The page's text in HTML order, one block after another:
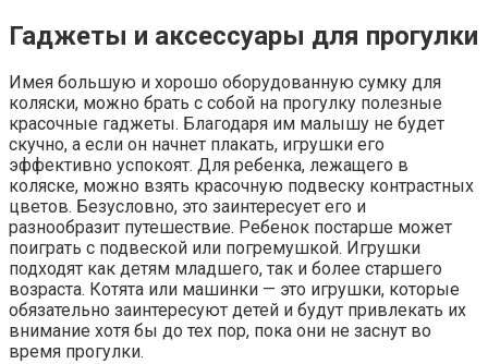
Гаджеты и аксессуары для прогулки
Имея большую и хорошо оборудованную сумку для
коляски, можно брать с собой на прогулку полезные
красочные гаджеты. Благодаря им малышу не будет
скучно, а если он начнет плакать, игрушки его
эффективно успокоят. Для ребенка, лежащего в
коляске, можно взять красочную подвеску контрастных
цветов. Безусловно, это заинтересует его и
разнообразит путешествие. Ребенок постарше может
поиграть с подвеской или погремушкой. Игрушки
подходят как детям младшего, так и более старшего
возраста. Котята или машинки — это игрушки, которые
обязательно заинтересуют детей и будут привлекать их
внимание хотя бы до тех пор, пока они не заснут во
время прогулки.